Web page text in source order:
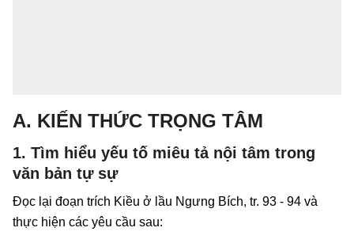
A. KIẾN THỨC TRỌNG TÂM
1. Tìm hiểu yếu tố miêu tả nội tâm trong
văn bản tự sự
Đọc lại đoạn trích Kiều ở lầu Ngưng Bích, tr. 93 - 94 và
thực hiện các yêu cầu sau: